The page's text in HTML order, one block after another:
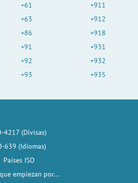
+61
+63
+86
+91
+92
+93
+911
+912
+918
+931
+932
+935
4217 (Divisas)
639 (Idiomas)
Países ISO
empiezan por...